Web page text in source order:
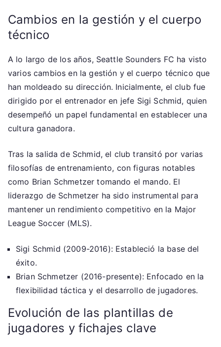
Cambios en la gestión y el cuerpo
técnico
A lo largo de los años, Seattle Sounders FC ha visto
varios cambios en la gestión y el cuerpo técnico que
han moldeado su dirección. Inicialmente, el club fue
dirigido por el entrenador en jefe Sigi Schmid, quien
desempeñó un papel fundamental en establecer una
cultura ganadora.
Tras la salida de Schmid, el club transitó por varias
filosofías de entrenamiento, con figuras notables
como Brian Schmetzer tomando el mando. El
liderazgo de Schmetzer ha sido instrumental para
mantener un rendimiento competitivo en la Major
League Soccer (MLS).
Sigi Schmid (2009-2016): Estableció la base del
éxito.
Brian Schmetzer (2016-presente): Enfocado en la
flexibilidad táctica y el desarrollo de jugadores.
Evolución de las plantillas de
jugadores y fichajes clave